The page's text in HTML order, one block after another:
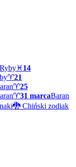
Ryby♓14
♈21
♈25
♈31 marcaBaran
🐉 Chiński zodiak